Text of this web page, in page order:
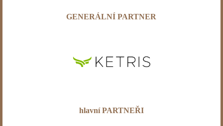
GENERÁLNÍ PARTNER
hlavní PARTNEŘI